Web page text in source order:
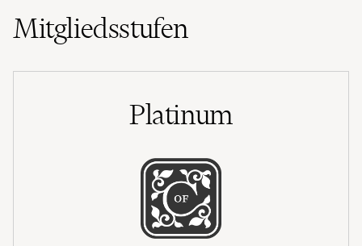
Mitgliedsstufen
Platinum